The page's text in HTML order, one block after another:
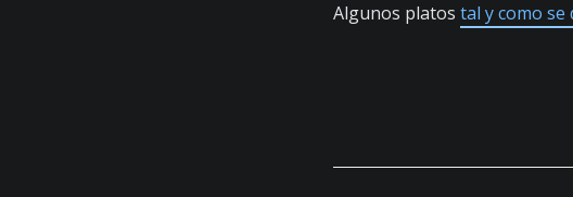
Algunos platos tal y como